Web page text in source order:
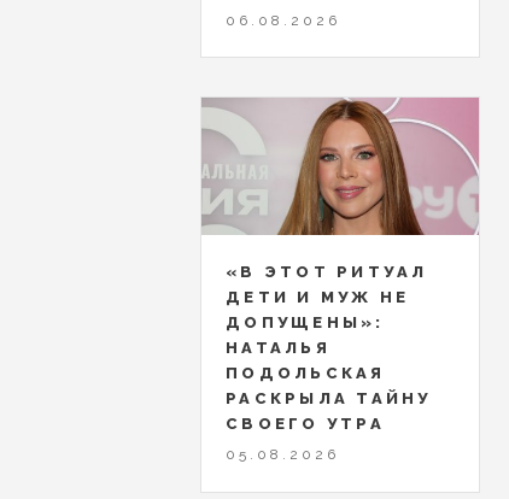
06.08.2026
«В ЭТОТ РИТУАЛ
ДЕТИ И МУЖ НЕ
ДОПУЩЕНЫ»:
НАТАЛЬЯ
ПОДОЛЬСКАЯ
РАСКРЫЛА ТАЙНУ
СВОЕГО УТРА
05.08.2026